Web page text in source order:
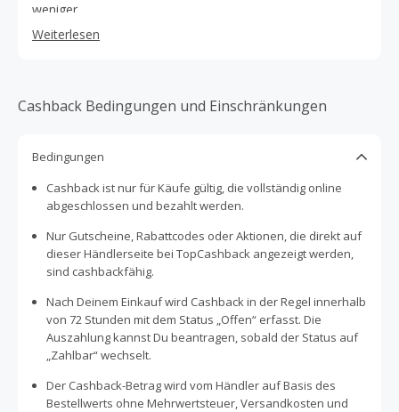
weniger.
Weiterlesen
Cashback Bedingungen und Einschränkungen
Bedingungen
Cashback ist nur für Käufe gültig, die vollständig online
abgeschlossen und bezahlt werden.
Nur Gutscheine, Rabattcodes oder Aktionen, die direkt auf
dieser Händlerseite bei TopCashback angezeigt werden,
sind cashbackfähig.
Nach Deinem Einkauf wird Cashback in der Regel innerhalb
von 72 Stunden mit dem Status „Offen“ erfasst. Die
Auszahlung kannst Du beantragen, sobald der Status auf
„Zahlbar“ wechselt.
Der Cashback-Betrag wird vom Händler auf Basis des
Bestellwerts ohne Mehrwertsteuer, Versandkosten und